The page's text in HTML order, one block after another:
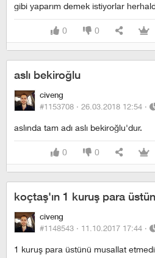
gibi yaparım demek istiyorlar
0 0
aslı bekiroğlu
civeng
#1153708 · 26.03.2018 12:54 ·
aslında tam adı aslı bekiroğlu'dur.
0 0
koçtaş'ın 1 kuruş para
civeng
#1148543 · 11.10.2017 17:44 ·
1 kuruş para üstünü musallat